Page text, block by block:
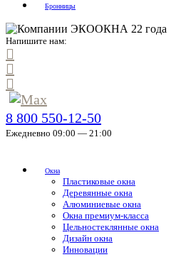
Бронницы
Напишите нам:
8 800 550-12-50
Ежедневно 09:00 — 21:00
Окна
Пластиковые окна
Деревянные окна
Алюминиевые окна
Окна премиум-класса
Цельностеклянные окна
Дизайн окна
Инновации